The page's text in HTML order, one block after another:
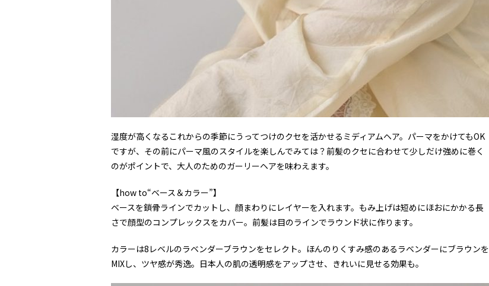
湿度が高くなるこれからの季節にうってつけのクセを活かせるミディアムヘア。パーマをかけてもOK
ですが、その前にパーマ風のスタイルを楽しんでみては？前髪のクセに合わせて少しだけ強めに巻く
のがポイントで、大人のためのガーリーヘアを味わえます。
【how to“ベース＆カラー”】
ベースを鎖骨ラインでカットし、顔まわりにレイヤーを入れます。もみ上げは短めにほおにかかる長
さで顔型のコンプレックスをカバー。前髪は目のラインでラウンド状に作ります。
カラーは8レベルのラベンダーブラウンをセレクト。ほんのりくすみ感のあるラベンダーにブラウンを
MIXし、ツヤ感が秀逸。日本人の肌の透明感をアップさせ、きれいに見せる効果も。